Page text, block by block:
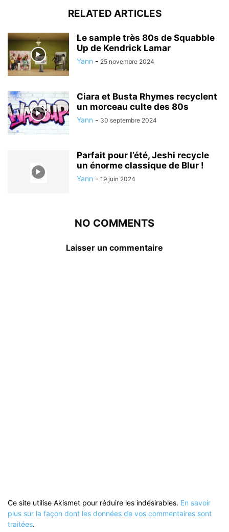
RELATED ARTICLES
Le sample très 80s de Squabble
Up de Kendrick Lamar
Yann - 25 novembre 2024
Ciara et Busta Rhymes recyclent
un morceau culte des 80s
Yann - 30 septembre 2024
Parfait pour l’été, Jeshi recycle
un énorme classique de Blur !
Yann - 19 juin 2024
NO COMMENTS
Laisser un commentaire
Ce site utilise Akismet pour réduire les indésirables. En savoir
plus sur la façon dont les données de vos commentaires sont
traitées.